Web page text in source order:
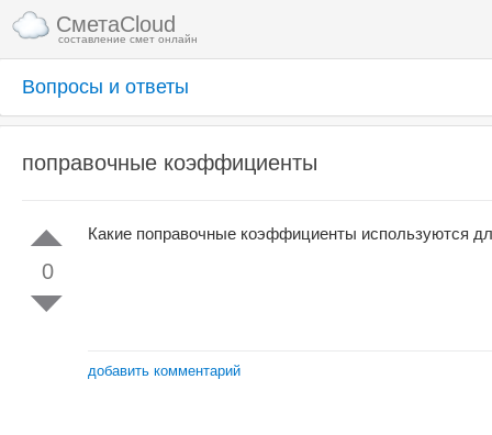
СметаCloud
составление смет онлайн
Вопросы и ответы
поправочные коэффициенты
0
Какие поправочные коэффициенты используются
добавить комментарий